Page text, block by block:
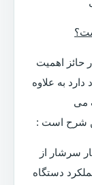
حائز اهمیت
به علاوه
می
شرح است :
سرشار از
دستگاه